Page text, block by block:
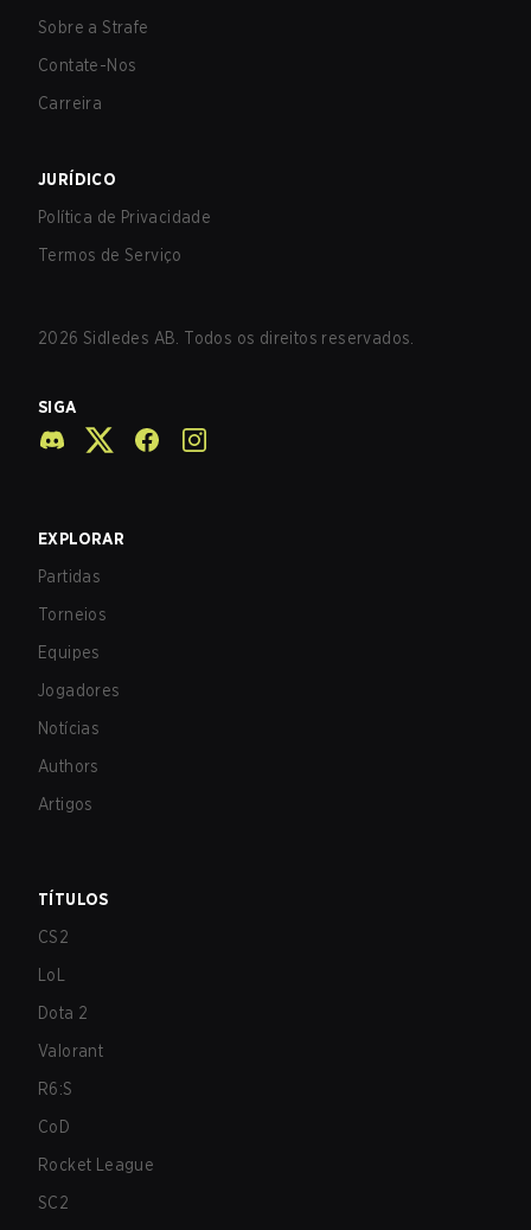
Sobre a Strafe
Contate-Nos
Carreira
JURÍDICO
Política de Privacidade
Termos de Serviço
2026 Sidledes AB. Todos os direitos reservados.
SIGA
EXPLORAR
Partidas
Torneios
Equipes
Jogadores
Notícias
Authors
Artigos
TÍTULOS
CS2
LoL
Dota 2
Valorant
R6:S
CoD
Rocket League
SC2